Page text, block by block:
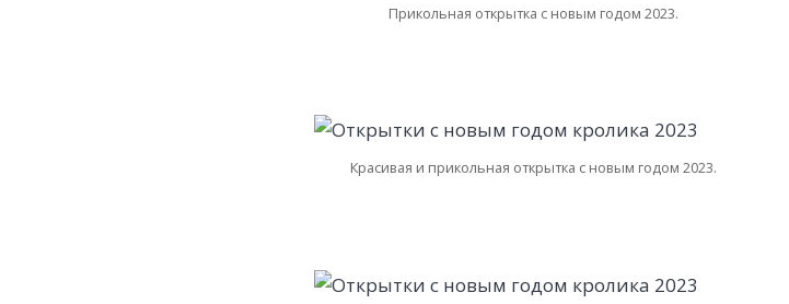
Прикольная открытка с новым годом 2023.
Красивая и прикольная открытка с новым годом 2023.